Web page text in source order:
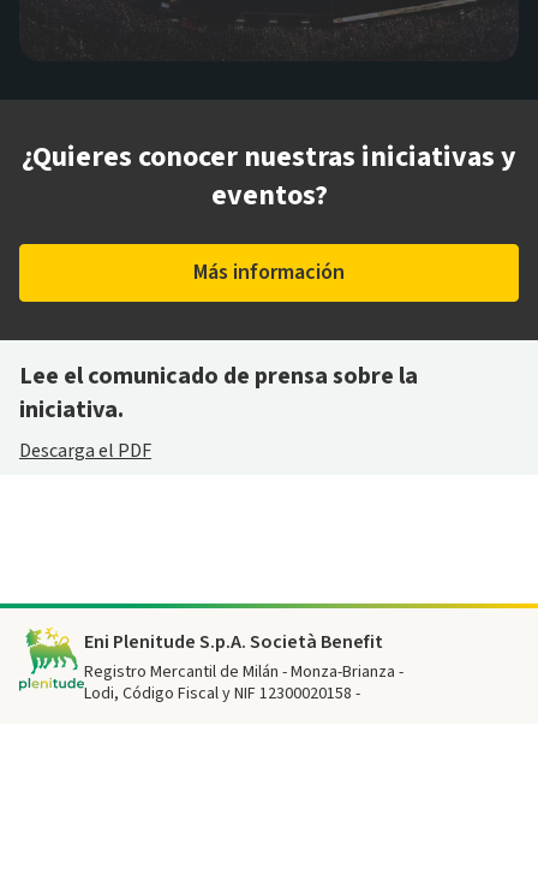
¿Quieres conocer nuestras iniciativas y
eventos?
Más información
Lee el comunicado de prensa sobre la
iniciativa.
Descarga el PDF
Footer
Eni Plenitude S.p.A. Società Benefit
Registro Mercantil de Milán - Monza-Brianza -
Lodi, Código Fiscal y NIF 12300020158 -